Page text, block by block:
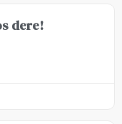
dere!